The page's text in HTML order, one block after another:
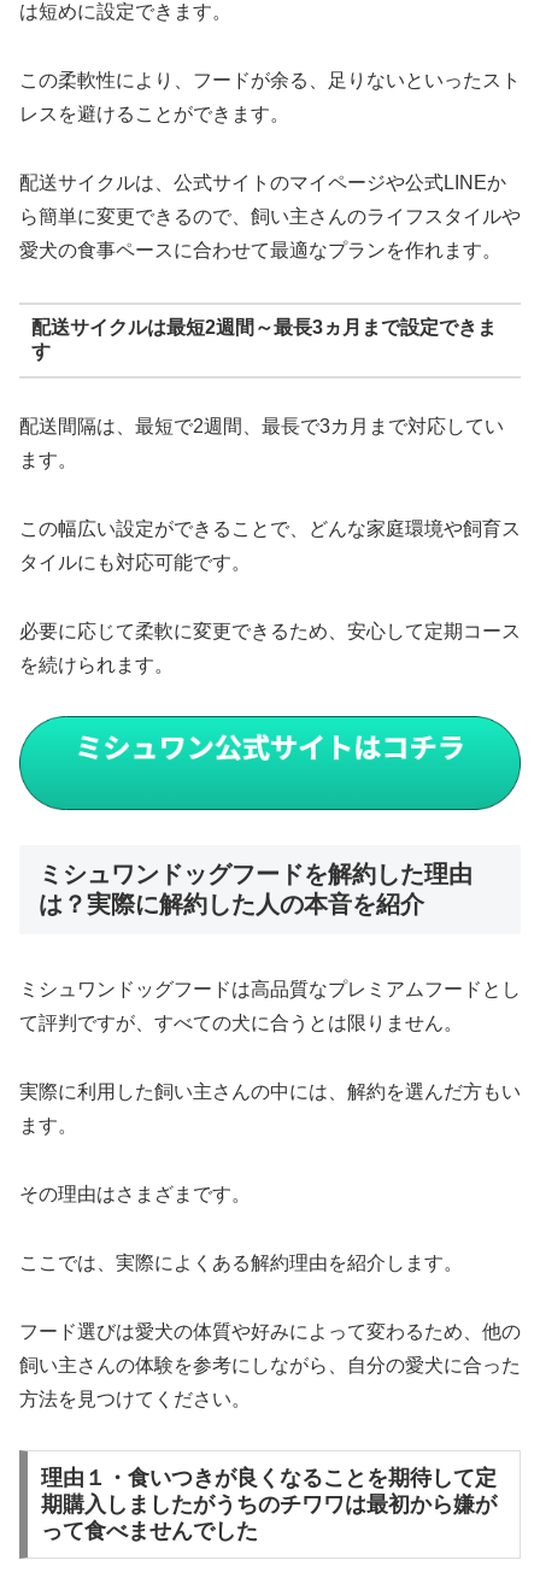
は短めに設定できます。
この柔軟性により、フードが余る、足りないといったスト
レスを避けることができます。
配送サイクルは、公式サイトのマイページや公式LINEか
ら簡単に変更できるので、飼い主さんのライフスタイルや
愛犬の食事ペースに合わせて最適なプランを作れます。
配送サイクルは最短2週間～最長3ヵ月まで設定できま
す
配送間隔は、最短で2週間、最長で3カ月まで対応してい
ます。
この幅広い設定ができることで、どんな家庭環境や飼育ス
タイルにも対応可能です。
必要に応じて柔軟に変更できるため、安心して定期コース
を続けられます。
ミシュワンドッグフードを解約した理由
は？実際に解約した人の本音を紹介
ミシュワンドッグフードは高品質なプレミアムフードとし
て評判ですが、すべての犬に合うとは限りません。
実際に利用した飼い主さんの中には、解約を選んだ方もい
ます。
その理由はさまざまです。
ここでは、実際によくある解約理由を紹介します。
フード選びは愛犬の体質や好みによって変わるため、他の
飼い主さんの体験を参考にしながら、自分の愛犬に合った
方法を見つけてください。
理由１・食いつきが良くなることを期待して定
期購入しましたがうちのチワワは最初から嫌が
って食べませんでした